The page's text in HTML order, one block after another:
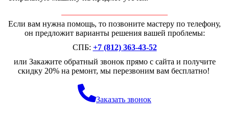
Если вам нужна помощь, то позвоните мастеру по телефону,
он предложит варианты решения вашей проблемы:
СПБ: +7 (812) 363-43-52
или Закажите обратный звонок прямо с сайта и получите
скидку 20% на ремонт, мы перезвоним вам бесплатно!
Заказать звонок